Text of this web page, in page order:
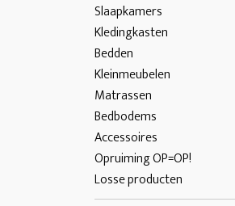
Slaapkamers
Kledingkasten
Bedden
Kleinmeubelen
Matrassen
Bedbodems
Accessoires
Opruiming OP=OP!
Losse producten